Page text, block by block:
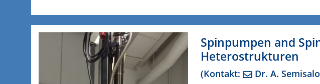
Spinpumpen and
Heterostrukturen
(Kontakt: Dr. A.